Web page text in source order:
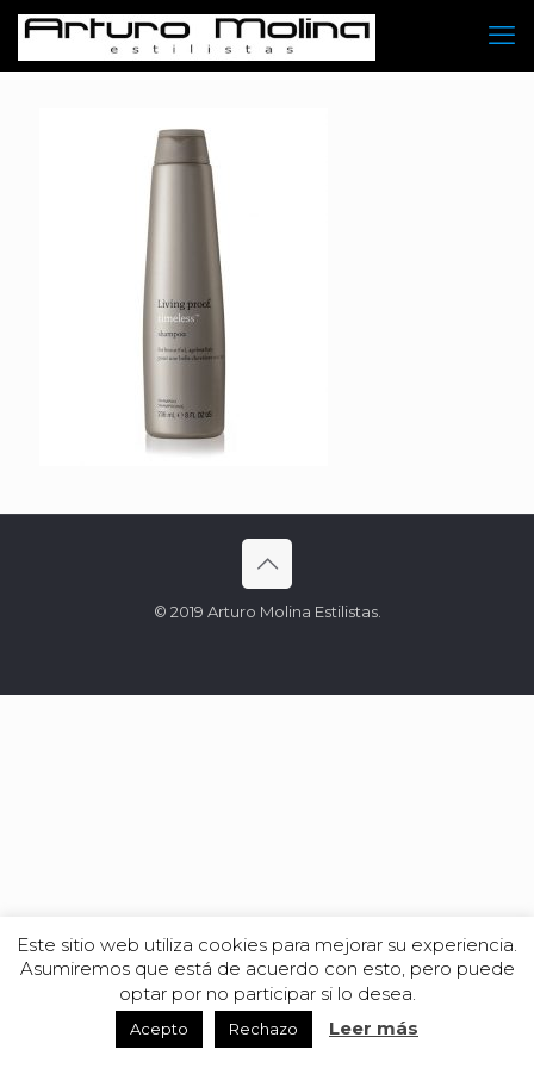
© 2019 Arturo Molina Estilistas.
Este sitio web utiliza cookies para mejorar su experiencia.
Asumiremos que está de acuerdo con esto, pero puede
optar por no participar si lo desea.
Acepto Rechazo Leer más